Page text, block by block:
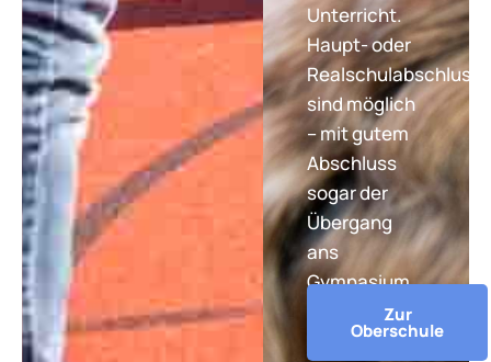
Unterricht.
Haupt- oder
Realschulabschluss
sind möglich
– mit gutem
Abschluss
sogar der
Übergang
ans
Gymnasium.
Zur
Oberschule